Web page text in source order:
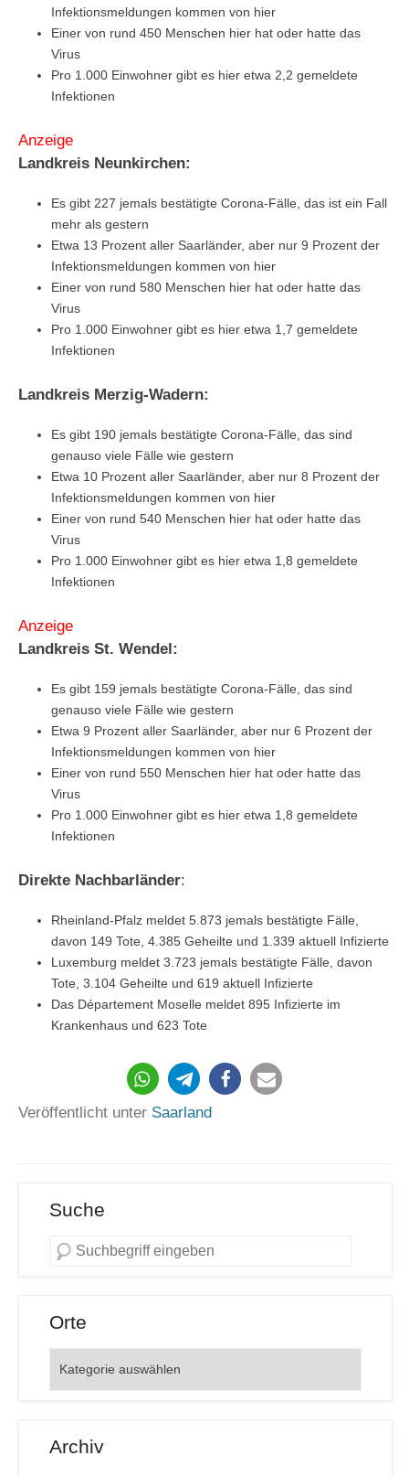
Infektionsmeldungen kommen von hier
Einer von rund 450 Menschen hier hat oder hatte das
Virus
Pro 1.000 Einwohner gibt es hier etwa 2,2 gemeldete
Infektionen
Anzeige
Landkreis Neunkirchen:
Es gibt 227 jemals bestätigte Corona-Fälle, das ist ein Fall
mehr als gestern
Etwa 13 Prozent aller Saarländer, aber nur 9 Prozent der
Infektionsmeldungen kommen von hier
Einer von rund 580 Menschen hier hat oder hatte das
Virus
Pro 1.000 Einwohner gibt es hier etwa 1,7 gemeldete
Infektionen
Landkreis Merzig-Wadern:
Es gibt 190 jemals bestätigte Corona-Fälle, das sind
genauso viele Fälle wie gestern
Etwa 10 Prozent aller Saarländer, aber nur 8 Prozent der
Infektionsmeldungen kommen von hier
Einer von rund 540 Menschen hier hat oder hatte das
Virus
Pro 1.000 Einwohner gibt es hier etwa 1,8 gemeldete
Infektionen
Anzeige
Landkreis St. Wendel:
Es gibt 159 jemals bestätigte Corona-Fälle, das sind
genauso viele Fälle wie gestern
Etwa 9 Prozent aller Saarländer, aber nur 6 Prozent der
Infektionsmeldungen kommen von hier
Einer von rund 550 Menschen hier hat oder hatte das
Virus
Pro 1.000 Einwohner gibt es hier etwa 1,8 gemeldete
Infektionen
Direkte Nachbarländer:
Rheinland-Pfalz meldet 5.873 jemals bestätigte Fälle,
davon 149 Tote, 4.385 Geheilte und 1.339 aktuell Infizierte
Luxemburg meldet 3.723 jemals bestätigte Fälle, davon
Tote, 3.104 Geheilte und 619 aktuell Infizierte
Das Département Moselle meldet 895 Infizierte im
Krankenhaus und 623 Tote
167
Veröffentlicht unter Saarland
Suche
Orte
Archiv